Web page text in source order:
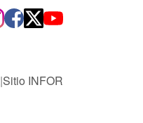
|Sitio INFOR